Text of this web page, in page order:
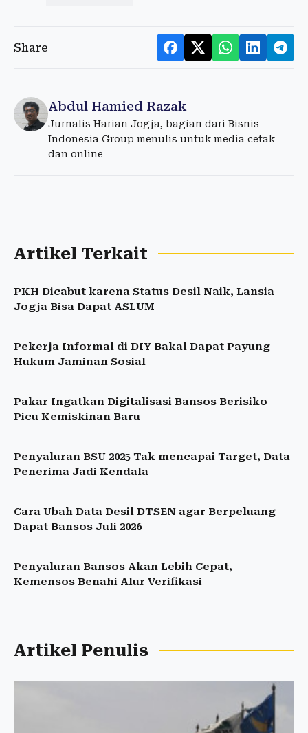
Share
Abdul Hamied Razak
Jurnalis Harian Jogja, bagian dari Bisnis
Indonesia Group menulis untuk media cetak
dan online
Artikel Terkait
PKH Dicabut karena Status Desil Naik, Lansia
Jogja Bisa Dapat ASLUM
Pekerja Informal di DIY Bakal Dapat Payung
Hukum Jaminan Sosial
Pakar Ingatkan Digitalisasi Bansos Berisiko
Picu Kemiskinan Baru
Penyaluran BSU 2025 Tak mencapai Target, Data
Penerima Jadi Kendala
Cara Ubah Data Desil DTSEN agar Berpeluang
Dapat Bansos Juli 2026
Penyaluran Bansos Akan Lebih Cepat,
Kemensos Benahi Alur Verifikasi
Artikel Penulis